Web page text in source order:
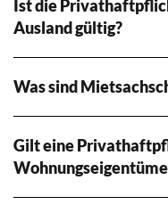
Ist die
Ausland gültig?
Was sind
Gilt eine